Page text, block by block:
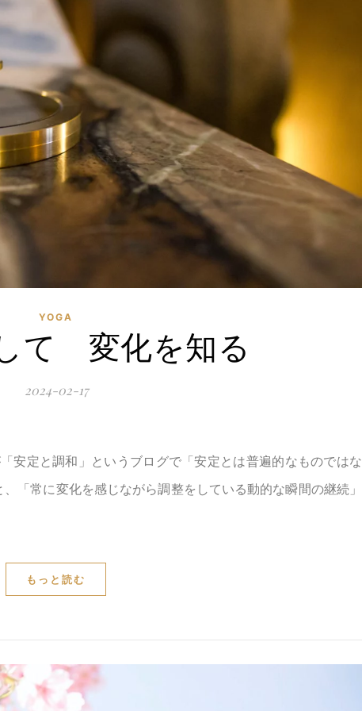
YOGA
て 変化を知る
2024-02-17
安定と調和」というブログで「安定とは普遍的なものではな
「常に変化を感じながら調整をしている動的な瞬間の継続」
もっと読む